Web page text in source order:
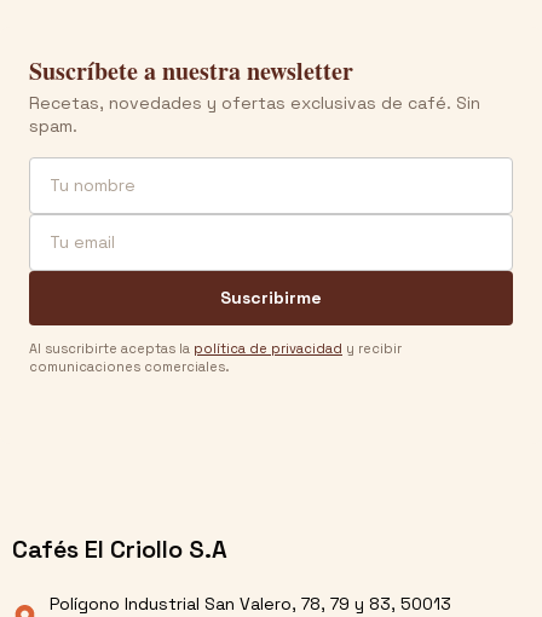
Suscríbete a nuestra newsletter
Recetas, novedades y ofertas exclusivas de café. Sin
spam.
Suscribirme
Al suscribirte aceptas la política de privacidad y recibir
comunicaciones comerciales.
Cafés El Criollo S.A
Polígono Industrial San Valero, 78, 79 y 83, 50013